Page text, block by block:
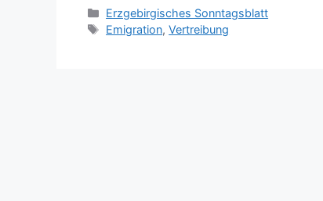
Kategorien
Erzgebirgisches Sonntagsblatt
Schlagwörter
Emigration,Vertreibung